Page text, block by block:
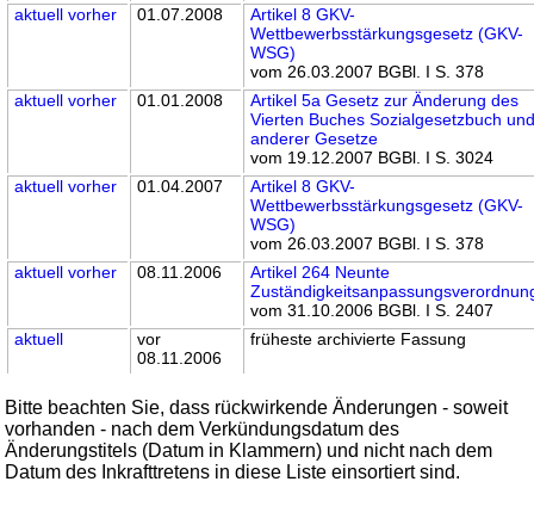
aktuell vorher 01.07.2008
Artikel 8 GKV-
Wettbewerbsstärkungsgesetz (GKV-
WSG)
vom 26.03.2007 BGBl. I S. 378
aktuell vorher 01.01.2008
Artikel 5a Gesetz zur Änderung des
Vierten Buches Sozialgesetzbuch
anderer Gesetze
vom 19.12.2007 BGBl. I S. 3024
aktuell vorher 01.04.2007
Artikel 8 GKV-
Wettbewerbsstärkungsgesetz (GKV-
WSG)
vom 26.03.2007 BGBl. I S. 378
aktuell vorher 08.11.2006
Artikel 264 Neunte
vom 31.10.2006 BGBl. I S. 2407
aktuell
vor
08.11.2006
früheste archivierte Fassung
Bitte beachten Sie, dass rückwirkende Änderungen - soweit
vorhanden - nach dem Verkündungsdatum des
Änderungstitels (Datum in Klammern) und nicht nach dem
Datum des Inkrafttretens in diese Liste einsortiert sind.